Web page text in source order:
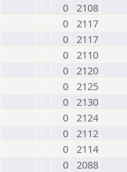
0 2108
0 2117
0 2117
0 2110
0 2120
0 2125
0 2130
0 2124
0 2112
0 2114
0 2088